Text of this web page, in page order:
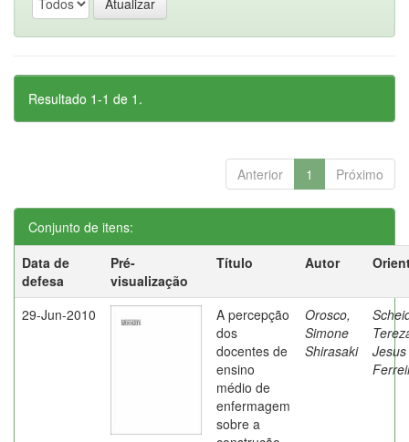
Resultado 1-1 de 1.
Anterior 1 Próximo
Conjunto de itens:
Data de
defesa
Pré-
visualização
Título Autor
29-Jun-2010
A percepção
dos
docentes de
ensino
médio de
enfermagem
sobre a
Orosco,
Simone
Shirasaki
Jesus